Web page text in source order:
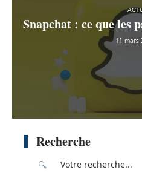
Snapchat : ce que les
11 mars
Recherche